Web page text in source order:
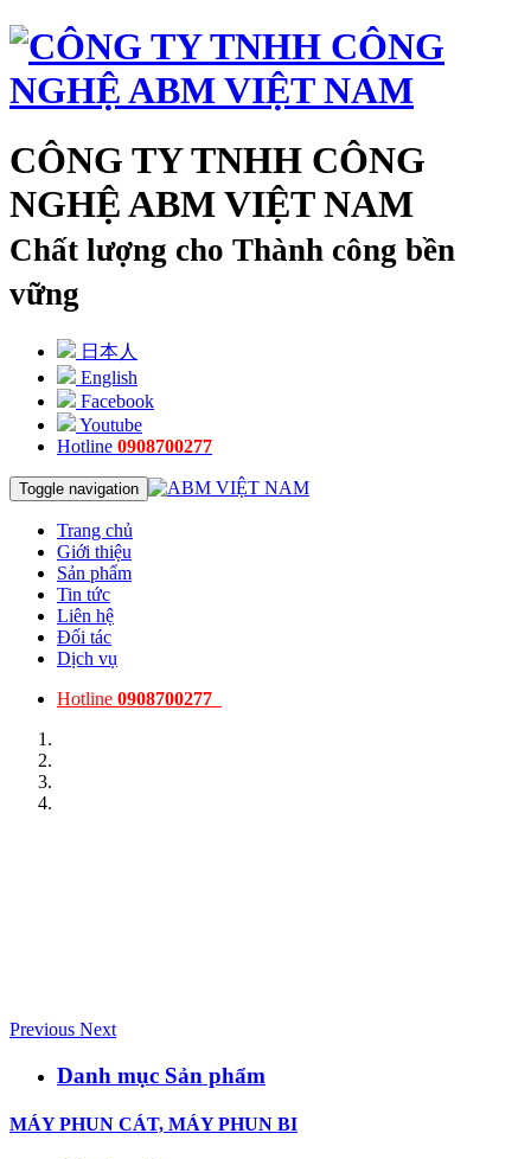
CÔNG TY TNHH CÔNG
NGHỆ ABM VIỆT NAM
Chất lượng cho Thành công bền
vững
日本人
English
Facebook
Youtube
Hotline 0908700277
Toggle navigation
Trang chủ
Giới thiệu
Sản phẩm
Tin tức
Liên hệ
Đối tác
Dịch vụ
Hotline 0908700277
Previous Next
Danh mục Sản phẩm
MÁY PHUN CÁT, MÁY PHUN BI